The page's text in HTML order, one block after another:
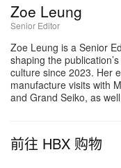
Zoe Leung
Senior Editor
Zoe Leung is a Senior
shaping the
culture since 2023. Her
manufacture visits with
and Grand Seiko, as
前往 HBX 购物